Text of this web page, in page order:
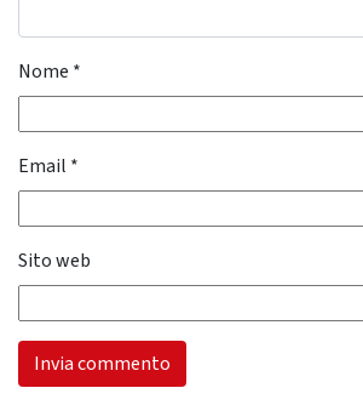
Nome *
Email *
Sito web